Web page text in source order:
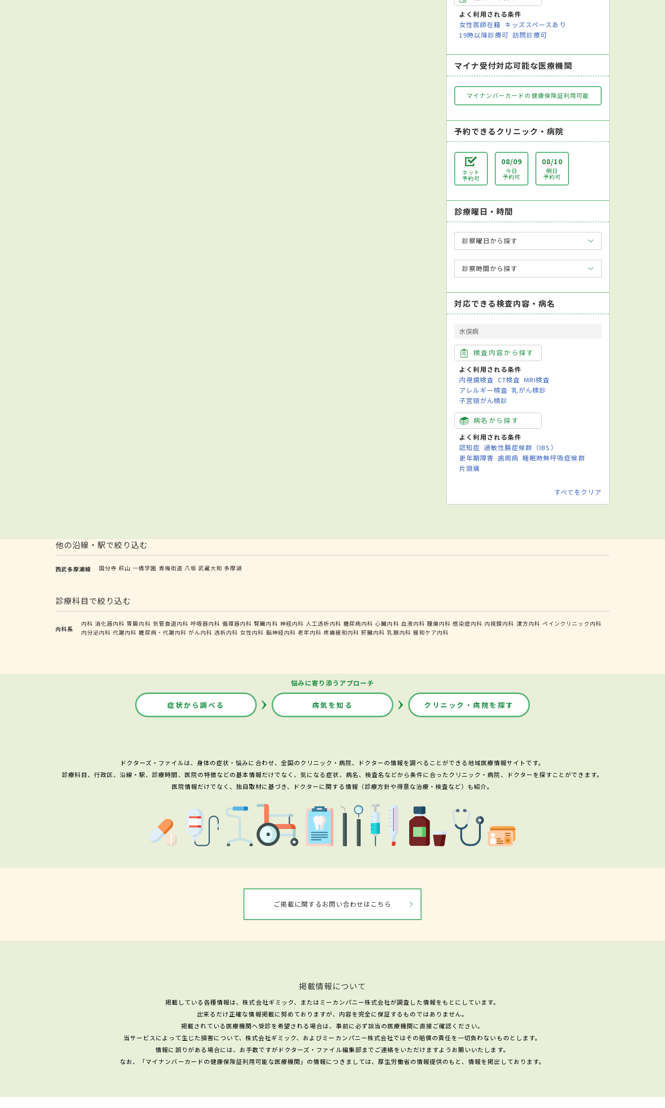
よく利用される条件
女性医師在籍 キッズスペースあり
19時以降診療可 訪問診療可
マイナ受付対応可能な医療機関
マイナンバーカードの健康保険証利用可能
予約できるクリニック・病院
ネット
予約可
08/09
今日
予約可
08/10
明日
予約可
診療曜日・時間
診察曜日から探す
診察時間から探す
対応できる検査内容・病名
水俣病
検査内容から探す
よく利用される条件
内視鏡検査 CT検査 MRI検査
アレルギー検査 乳がん検診
子宮頸がん検診
病名から探す
よく利用される条件
認知症 過敏性腸症候群（IBS）
更年期障害 歯周病 睡眠時無呼吸症候群
片頭痛
すべてをクリア
他の沿線・駅で絞り込む
西武多摩湖線 国分寺 萩山 一橋学園 青梅街道 八坂 武蔵大和 多摩湖
診療科目で絞り込む
内科系
内科 消化器内科 胃腸内科 気管食道内科 呼吸器内科 循環器内科 腎臓内科 神経内科 人工透析内科 糖尿病内科 心臓内科 血液内科 腫瘍内科 感染症内科 内視鏡内科 漢方内科 ペインクリニック内科
内分泌内科 代謝内科 糖尿病・代謝内科 がん内科 透析内科 女性内科 脳神経内科 老年内科 疼痛緩和内科 肝臓内科 乳腺内科 緩和ケア内科
悩みに寄り添うアプローチ
症状から調べる 病気を知る クリニック・病院を探す
ドクターズ・ファイルは、身体の症状・悩みに合わせ、全国のクリニック・病院、ドクターの情報を調べることができる地域医療情報サイトです。
診療科目、行政区、沿線・駅、診療時間、医院の特徴などの基本情報だけでなく、気になる症状、病名、検査名などから条件に合ったクリニック・病院、ドクターを探すことができます。
医院情報だけでなく、独自取材に基づき、ドクターに関する情報（診療方針や得意な治療・検査など）も紹介。
ご掲載に関するお問い合わせはこちら
掲載情報について
掲載している各種情報は、株式会社ギミック、またはミーカンパニー株式会社が調査した情報をもとにしています。
出来るだけ正確な情報掲載に努めておりますが、内容を完全に保証するものではありません。
掲載されている医療機関へ受診を希望される場合は、事前に必ず該当の医療機関に直接ご確認ください。
当サービスによって生じた損害について、株式会社ギミック、およびミーカンパニー株式会社ではその賠償の責任を一切負わないものとします。
情報に誤りがある場合には、お手数ですがドクターズ・ファイル編集部までご連絡をいただけますようお願いいたします。
なお、「マイナンバーカードの健康保険証利用可能な医療機関」の情報につきましては、厚生労働省の情報提供のもと、情報を掲出しております。